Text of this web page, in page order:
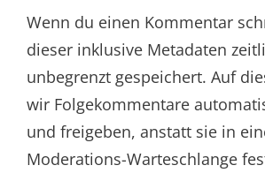
Wenn du einen Kommentar
dieser inklusive Metadaten
unbegrenzt gespeichert. Auf
wir Folgekommentare
und freigeben, anstatt sie in
Moderations-Warteschlange